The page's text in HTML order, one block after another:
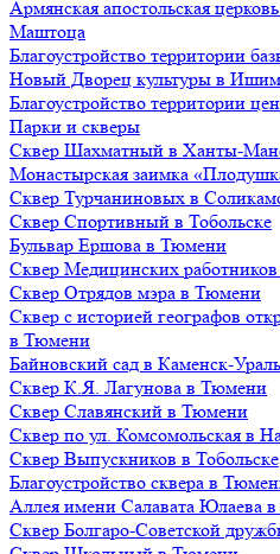
Армянская апостольская
Маштоца
Благоустройство территории
Нoвый Двoрeц культуры в
Благоустройство территории
Парки и скверы
Сквер Шахматный в Ханты-
Монастырская заимка
Сквер Турчаниновых в
Сквер Спортивный в Тобольске
Бульвар Ершова в Тюмени
Сквер Медицинских
Сквер Отрядов мэра в Тюмени
Сквер с историей географов
в Тюмени
Байновский сад в Каменск-
Сквер К.Я. Лагунова в Тюмени
Сквер Славянский в Тюмени
Сквер по ул. Комсомольская в
Сквер Выпускников в Тобольске
Благоустройство сквера в
Аллея имени Салавата Юлаева в
Сквер Болгаро-Советской